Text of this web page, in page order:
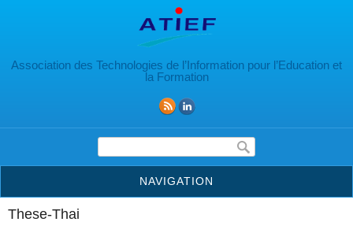
Association des Technologies de l’Information pour l’Education et
la Formation
Formulaire de recherche
NAVIGATION
These-Thai